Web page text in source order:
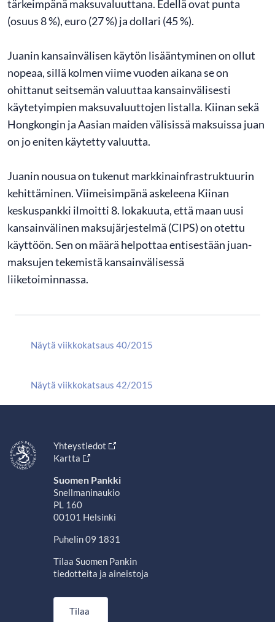
tärkeimpänä maksuvaluuttana. Edellä ovat punta
(osuus 8 %), euro (27 %) ja dollari (45 %).
Juanin kansainvälisen käytön lisääntyminen on ollut
nopeaa, sillä kolmen viime vuoden aikana se on
ohittanut seitsemän valuuttaa kansainvälisesti
käytetyimpien maksuvaluuttojen listalla. Kiinan sekä
Hongkongin ja Aasian maiden välisissä maksuissa juan
on jo eniten käytetty valuutta.
Juanin nousua on tukenut markkinainfrastruktuurin
kehittäminen. Viimeisimpänä askeleena Kiinan
keskuspankki ilmoitti 8. lokakuuta, että maan uusi
kansainvälinen maksujärjestelmä (CIPS) on otettu
käyttöön. Sen on määrä helpottaa entisestään juan-
maksujen tekemistä kansainvälisessä
liiketoiminnassa.
Näytä viikkokatsaus 40/2015
Näytä viikkokatsaus 42/2015
Yhteystiedot
Kartta
Suomen Pankki
Snellmaninaukio
PL 160
00101 Helsinki
Puhelin 09 1831
Tilaa Suomen Pankin
tiedotteita ja aineistoja
Tilaa